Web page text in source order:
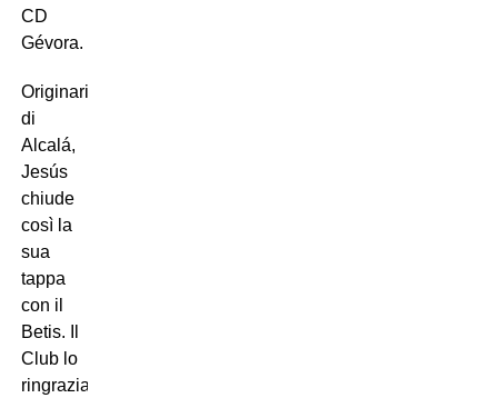
CD
Gévora.
Originario
di
Alcalá,
Jesús
chiude
così la
sua
tappa
con il
Betis. Il
Club lo
ringrazia